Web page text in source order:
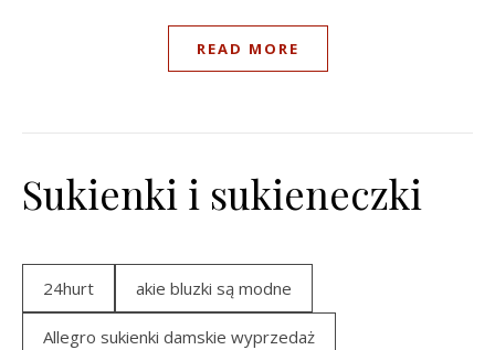
READ MORE
Sukienki i sukieneczki
24hurt akie bluzki są modne
Allegro sukienki damskie wyprzedaż